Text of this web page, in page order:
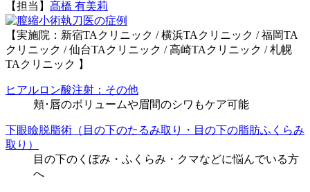
【担当】 髙橋 有美莉
執刀医の症例
【実施院：新宿TAクリニック / 横浜TAクリニック / 福岡TA
クリニック / 仙台TAクリニック / 高崎TAクリニック / 札幌
TAクリニック 】
ヒアルロン酸注射：その他
頬･唇のボリュームや眉間のシワもケア可能
下眼瞼脱脂術（目の下のたるみ取り・目の下の脂肪ふくらみ
取り）
目の下のくぼみ・ふくらみ・クマなどに悩んでいる方
へ